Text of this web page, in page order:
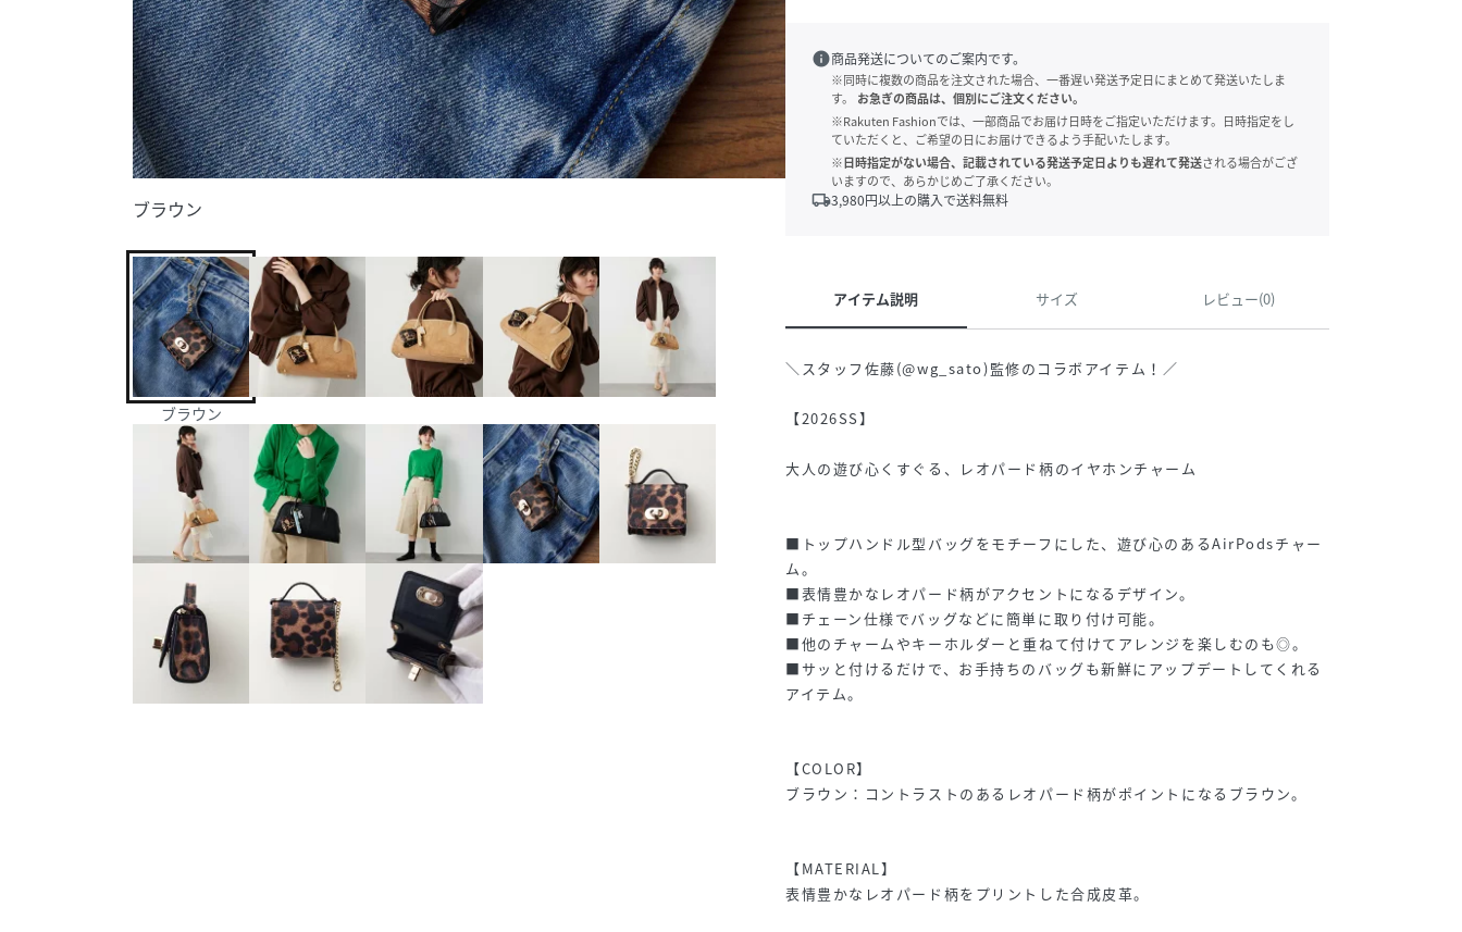
ブラウン
ブラウン
info商品発送についてのご案内です。
※同時に複数の商品を注文された場合、一番遅い発送予定日にまとめて発送いたしま
す。
お急ぎの商品は、個別にご注文ください。
※Rakuten Fashionでは、一部商品でお届け日時をご指定いただけます。日時指定をし
ていただくと、ご希望の日にお届けできるよう手配いたします。
※日時指定がない場合、記載されている発送予定日よりも遅れて発送される場合がござ
いますので、あらかじめご了承ください。
local_shipping3,980円以上の購入で送料無料
アイテム説明 サイズ レビュー(0)
＼スタッフ佐藤(@wg_sato)監修のコラボアイテム！／
【2026SS】
大人の遊び心くすぐる、レオパード柄のイヤホンチャーム
■トップハンドル型バッグをモチーフにした、遊び心のあるAirPodsチャー
ム。
■表情豊かなレオパード柄がアクセントになるデザイン。
■チェーン仕様でバッグなどに簡単に取り付け可能。
■他のチャームやキーホルダーと重ねて付けてアレンジを楽しむのも◎。
■サッと付けるだけで、お手持ちのバッグも新鮮にアップデートしてくれる
アイテム。
【COLOR】
ブラウン：コントラストのあるレオパード柄がポイントになるブラウン。
【MATERIAL】
表情豊かなレオパード柄をプリントした合成皮革。